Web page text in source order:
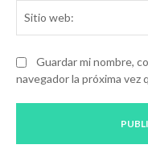
Guardar mi nombre,
navegador la próxima vez